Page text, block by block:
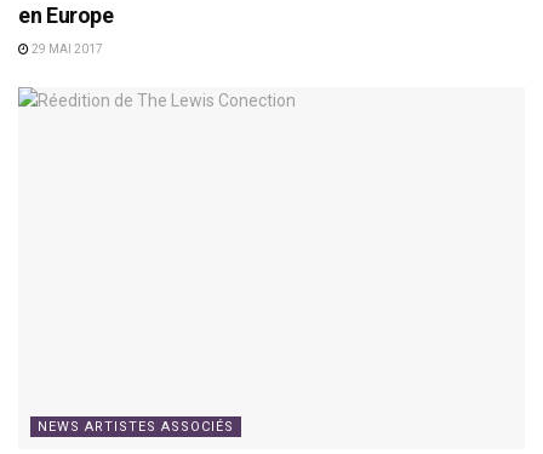
en Europe
29 MAI 2017
NEWS ARTISTES ASSOCIÉS